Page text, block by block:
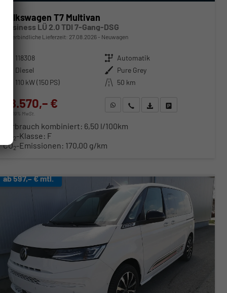
Volkswagen T7 Multivan
Business LÜ 2.0 TDI 7-Gang-DSG
unverbindliche Lieferzeit: 27.08.2026 Neuwagen
118308 Getriebe Automatik
Diesel Außenfarbe Pure Grey
110 kW (150 PS) Kilometerstand 50 km
58.570,– €
incl. 19% MwSt.
WhatsApp anfragen
Wir rufen Sie anFahrzeugexposé (PDF)
Fahrzeug parken
Verbrauch kombiniert: 6,50 l/100km
2-Klasse: F
CO2-Emissionen: 170,00 g/km
ab 597,– € mtl.